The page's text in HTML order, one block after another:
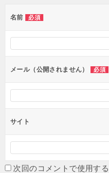
ー
シ
ン
名前 必須
メール（公開されません） 必須
サイト
次回のコメントで使用す